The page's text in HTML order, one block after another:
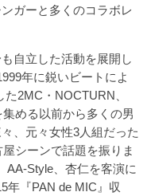
ガーと多くのコラボレ
自立した活動を展開し
年に鋭いビートによ
2MC・NOCTURN、
める以前から多くの男
、元々女性3人組だった
シーンで話題を振りま
AA-Style、杏仁を客演に
年『PAN de MIC』収